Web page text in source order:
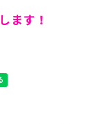
ます！